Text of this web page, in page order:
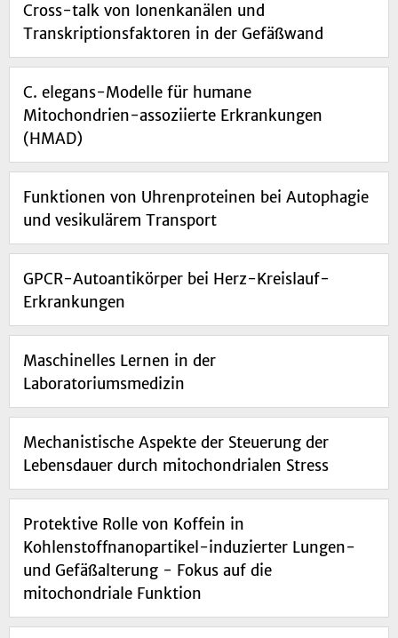
Cross-talk von Ionenkanälen und
Transkriptionsfaktoren in der Gefäßwand
C. elegans-Modelle für humane
Mitochondrien-assoziierte Erkrankungen
(HMAD)
Funktionen von Uhrenproteinen bei Autophagie
und vesikulärem Transport
GPCR-Autoantikörper bei Herz-Kreislauf-
Erkrankungen
Maschinelles Lernen in der
Laboratoriumsmedizin
Mechanistische Aspekte der Steuerung der
Lebensdauer durch mitochondrialen Stress
Protektive Rolle von Koffein in
Kohlenstoffnanopartikel-induzierter Lungen-
und Gefäßalterung - Fokus auf die
mitochondriale Funktion